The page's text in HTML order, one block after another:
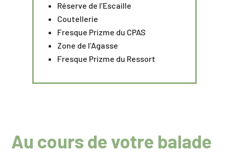
Réserve de l’Escaille
Coutellerie
Fresque Prizme du CPAS
Zone de l’Agasse
Fresque Prizme du Ressort
Au cours de votre balade